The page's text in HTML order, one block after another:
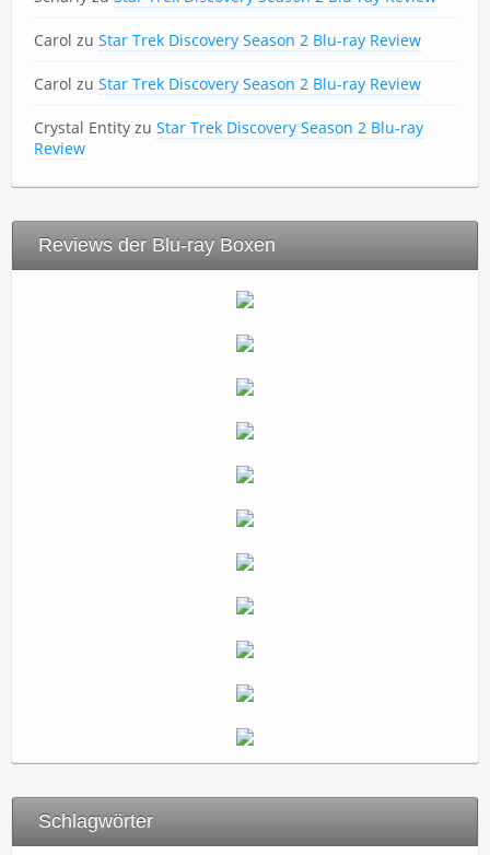
Carol zu Star Trek Discovery Season 2 Blu-ray Review
Carol zu Star Trek Discovery Season 2 Blu-ray Review
Crystal Entity zu Star Trek Discovery Season 2 Blu-ray
Review
Reviews der Blu-ray Boxen
Schlagwörter